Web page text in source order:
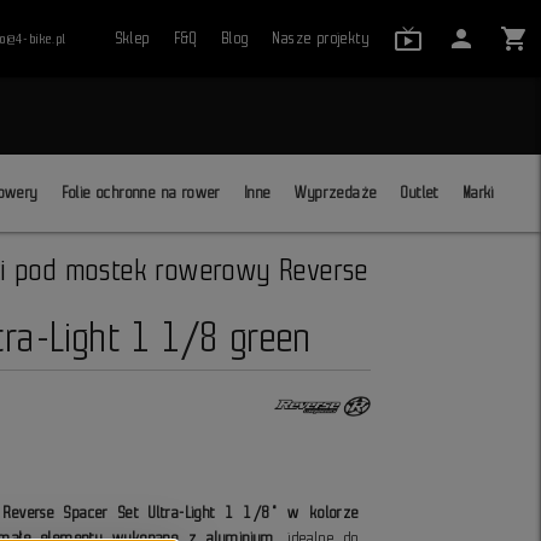
bike.pl Sklep F&Q Blog Nasze projekty live_tv_24
person shopping_cart
Folie ochronne na rower Inne Wyprzedaże Outlet Marki
pod mostek rowerowy Reverse
Light 1 1/8 green
Reverse Spacer Set Ultra-Light 1 1/8" w kolorze
elementy wykonane z aluminium
, idealne do